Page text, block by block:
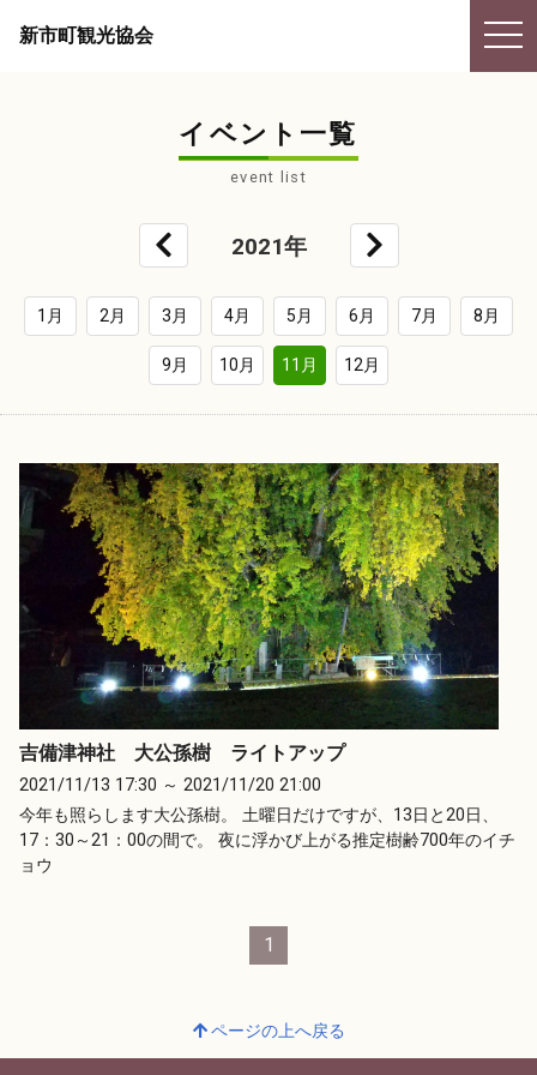
新市町観光協会
イベント一覧
event list
2021年
1月 2月 3月 4月 5月 6月 7月 8月
9月 10月 11月 12月
吉備津神社 大公孫樹 ライトアップ
2021/11/13 17:30 ～ 2021/11/20 21:00
今年も照らします大公孫樹。 土曜日だけですが、13日と20日、
17：30～21：00の間で。 夜に浮かび上がる推定樹齢700年のイチ
ョウ
1
ページの上へ戻る